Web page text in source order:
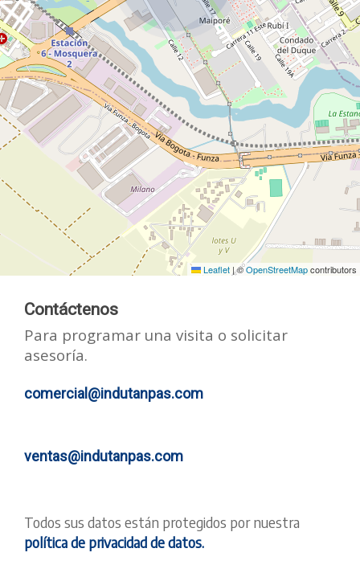
Leaflet |©OpenStreetMapcontributors
Contáctenos
Para programar una visita o solicitar
asesoría.
comercial@indutanpas.com
ventas@indutanpas.com
Todos sus datos están protegidos por nuestra
política de privacidad de datos.